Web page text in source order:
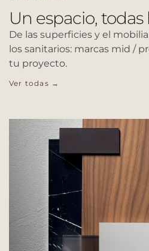
Un espacio, todas
De las superficies y el
los sanitarios: marcas mid /
tu proyecto.
Ver todas →